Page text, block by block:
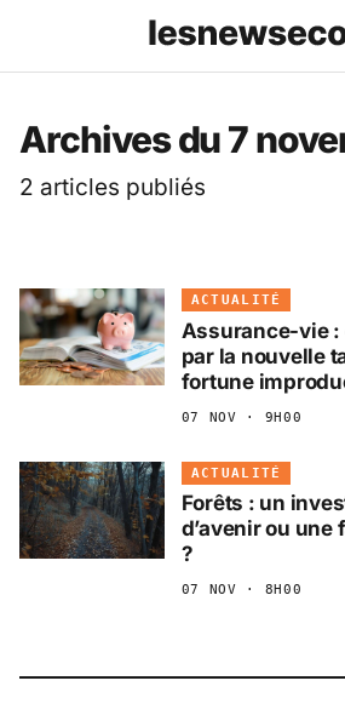
Les
Archives du 7
2 articles publiés
ACTUALITÉ
Assurance-vie :
par la nouvelle
fortune
07 NOV · 9H00
ACTUALITÉ
Forêts : un
d’avenir ou une
?
07 NOV · 8H00